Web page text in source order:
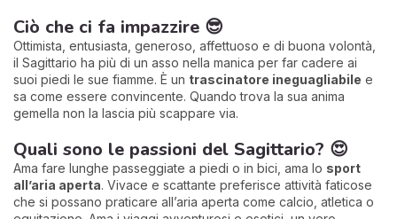
Ciò che ci fa impazzire 😎
Ottimista, entusiasta, generoso, affettuoso e di buona volontà,
il Sagittario ha più di un asso nella manica per far cadere ai
suoi piedi le sue fiamme. È un trascinatore ineguagliabile e
sa come essere convincente. Quando trova la sua anima
gemella non la lascia più scappare via.
Quali sono le passioni del Sagittario? 😍
Ama fare lunghe passeggiate a piedi o in bici, ama lo sport
all’aria aperta. Vivace e scattante preferisce attività faticose
che si possano praticare all’aria aperta come calcio, atletica o